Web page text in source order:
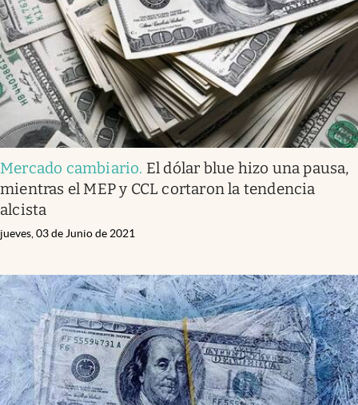
Mercado cambiario. El dólar blue hizo una pausa,
mientras el MEP y CCL cortaron la tendencia
alcista
jueves, 03 de Junio de 2021